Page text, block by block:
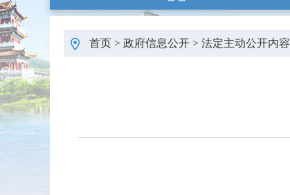
首页 > 政府信息公开 > 法定主动公开内容